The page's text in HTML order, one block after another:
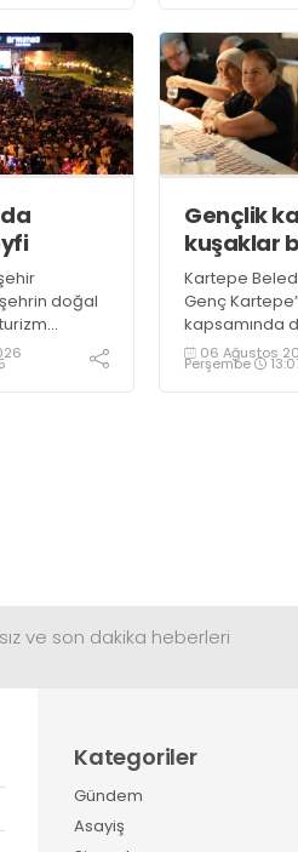
ifade
getirecek
tek hayata
tezgahlarda
bulunduğunu
“Yıl boyunca
taze balık
oluyor” dedi
doğal
Gençlik
kuşaklar
Kartepe
Genç
kapsamında
Gençlik ve
katılan
06 Ağustos
Perşembe
ve son dakika heberleri
Kategoriler
Gündem
Asayiş